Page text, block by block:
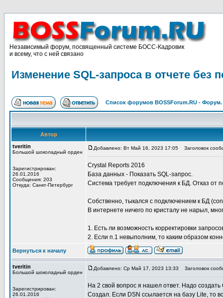
Независимый форум, посвященный системе БОСС-Кадровик
и всему, что с ней связано
Изменение SQL-запроса в отчете без
Список форумов BOSSForum.RU -
Автор
tveritin
Большой шоколадный орден
Зарегистрирован:
26.01.2016
Сообщения: 203
Откуда: Санкт-Петербург
Добавлено: Вт Май 16, 2023 17:05 Заголовок
Crystal Reports 2016
База данных - Показать SQL-запрос.
Система требует подключения к БД. Отказ от
Собственно, тыкался с подключением к БД
В интернете ничего по кристалу не нарыл,
1. Есть ли возможность корректировки
2. Если п.1 невыполним, то каким образом
Вернуться к началу
tveritin
Большой шоколадный орден
Зарегистрирован:
26.01.2016
Добавлено: Ср Май 17, 2023 13:33 Заголовок
На 2 свой вопрос я нашел ответ. Надо создать
Создал. Если DSN ссылается на базу Lite, то